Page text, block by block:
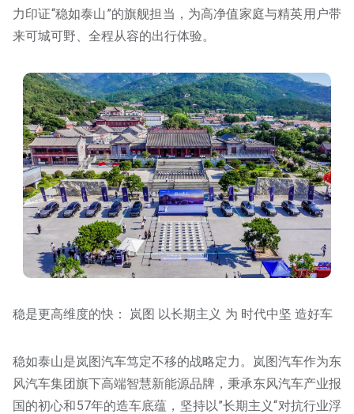
力印证“稳如泰山”的旗舰担当，为高净值家庭与精英用户带
来可城可野、全程从容的出行体验。
稳是更高维度的快： 岚图 以长期主义 为 时代中坚 造好车
稳如泰山是岚图汽车笃定不移的战略定力。岚图汽车作为东
风汽车集团旗下高端智慧新能源品牌，秉承东风汽车产业报
国的初心和57年的造车底蕴，坚持以”长期主义“对抗行业浮